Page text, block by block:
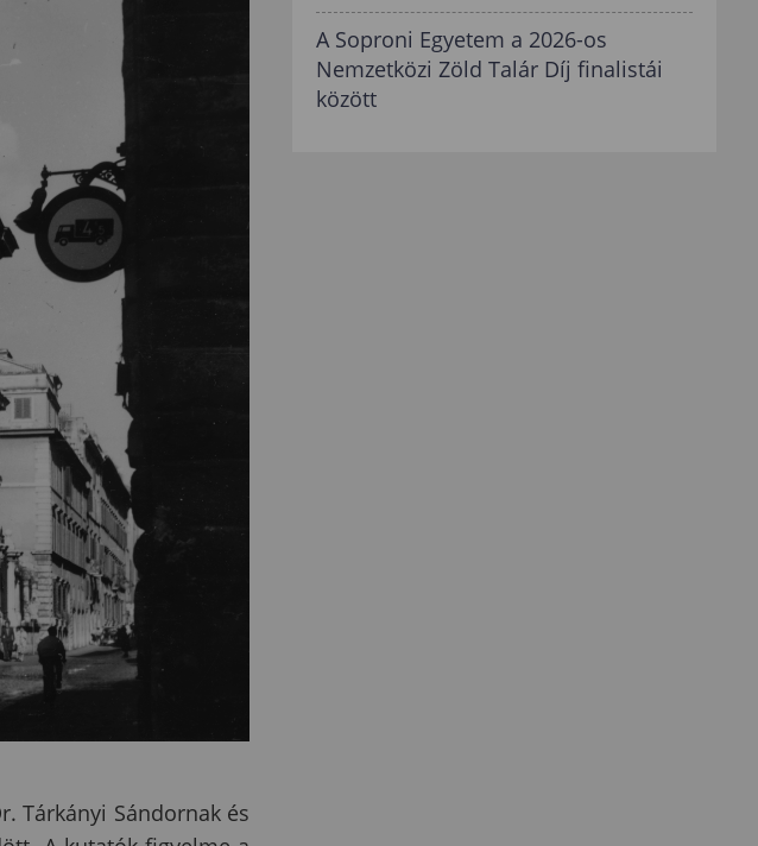
Tárkányi Sándornak és
A Soproni Egyetem a 2026-os
Nemzetközi Zöld Talár Díj finalistái
között